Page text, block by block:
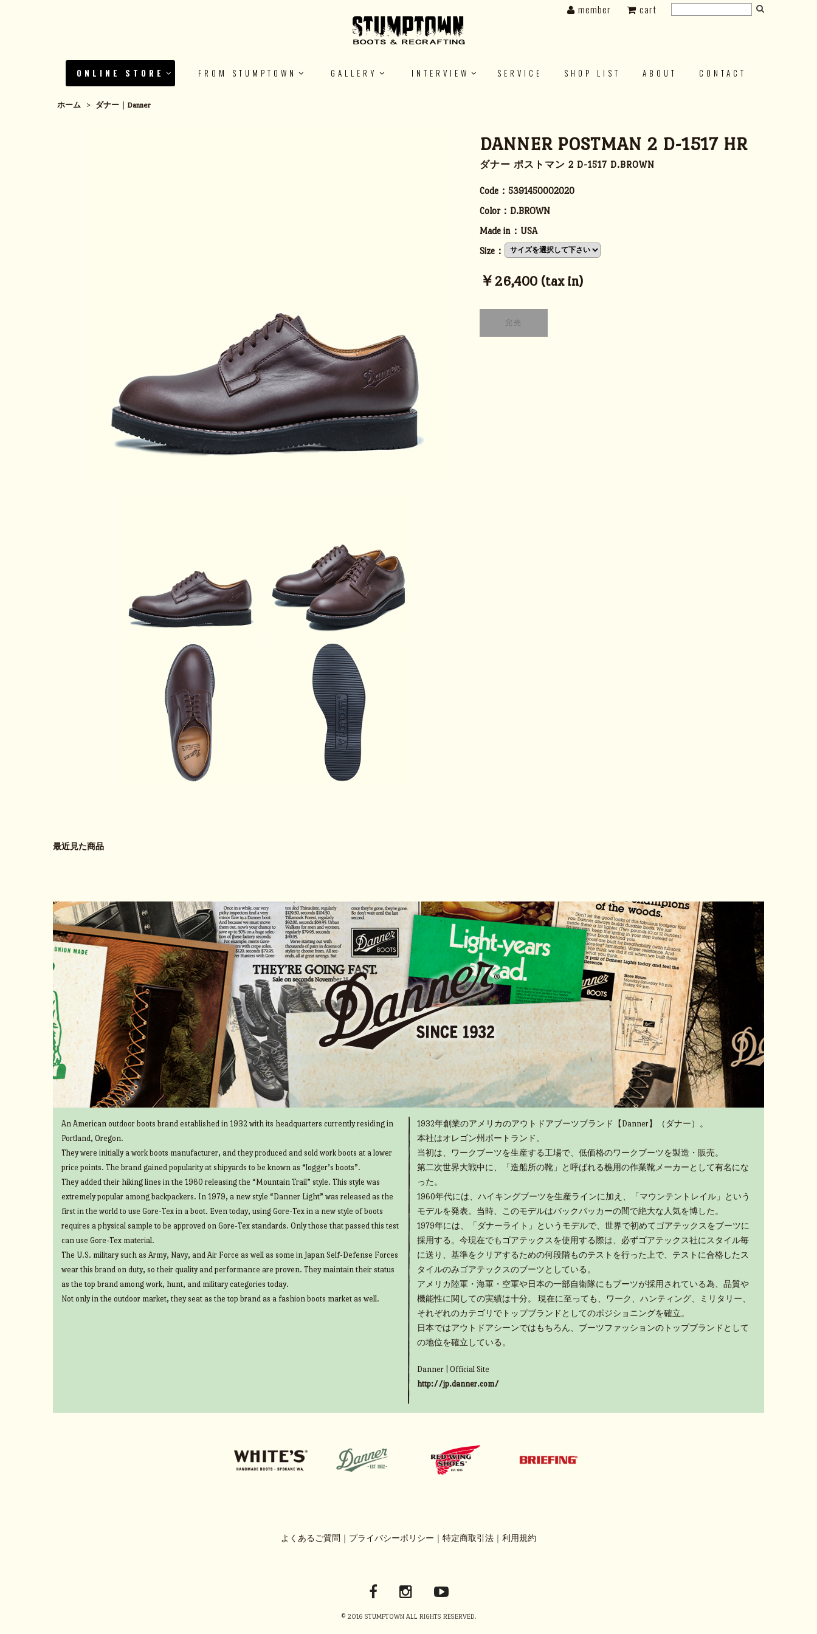
ONLINE STORE FROM STUMPTOWN GALLERY INTERVIEW SERVICE SHOP LIST ABOUT CONTACT
member cart
ホーム > ダナー｜Danner
DANNER POSTMAN 2 D-1517 HR
ダナー ポストマン 2 D-1517 D.BROWN
Code： 5391450002020
Color： D.BROWN
Made in： USA
Size：
￥26,400 (tax in)
最近見た商品
An American outdoor boots brand established in 1932 with its headquarters currently residing in
Portland, Oregon.
They were initially a work boots manufacturer, and they produced and sold work boots at a lower
price points. The brand gained popularity at shipyards to be known as “logger’s boots”.
They added their hiking lines in the 1960 releasing the “Mountain Trail” style. This style was
extremely popular among backpackers. In 1979, a new style “Danner Light” was released as the
first in the world to use Gore-Tex in a boot. Even today, using Gore-Tex in a new style of boots
requires a physical sample to be approved on Gore-Tex standards. Only those that passed this test
can use Gore-Tex material.
The U.S. military such as Army, Navy, and Air Force as well as some in Japan Self-Defense Forces
wear this brand on duty, so their quality and performance are proven. They maintain their status
as the top brand among work, hunt, and military categories today.
Not only in the outdoor market, they seat as the top brand as a fashion boots market as well.
1932年創業のアメリカのアウトドアブーツブランド【Danner】（ダナー）。
本社はオレゴン州ポートランド。
当初は、ワークブーツを生産する工場で、低価格のワークブーツを製造・販売。
第二次世界大戦中に、「造船所の靴」と呼ばれる樵用の作業靴メーカーとして有名にな
った。
1960年代には、ハイキングブーツを生産ラインに加え、「マウンテントレイル」という
モデルを発表。当時、このモデルはバックパッカーの間で絶大な人気を博した。
1979年には、「ダナーライト」というモデルで、世界で初めてゴアテックスをブーツに
採用する。今現在でもゴアテックスを使用する際は、必ずゴアテックス社にスタイル毎
に送り、基準をクリアするための何段階ものテストを行った上で、テストに合格したス
タイルのみゴアテックスのブーツとしている。
アメリカ陸軍・海軍・空軍や日本の一部自衛隊にもブーツが採用されている為、品質や
機能性に関しての実績は十分。 現在に至っても、ワーク、ハンティング、ミリタリー、
それぞれのカテゴリでトップブランドとしてのポジショニングを確立。
日本ではアウトドアシーンではもちろん、ブーツファッションのトップブランドとして
の地位を確立している。
Danner | Official Site
http://jp.danner.com/
よくあるご質問 プライバシーポリシー 特定商取引法 利用規約
© 2016 STUMPTOWN ALL RIGHTS RESERVED.